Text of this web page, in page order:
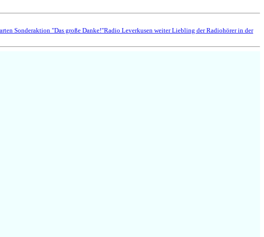
Sonderaktion "Das große Danke!"Radio Leverkusen weiter Liebling der Radiohörer in der